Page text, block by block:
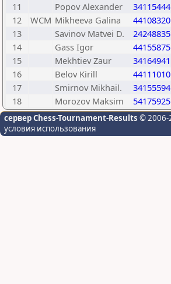
11
Popov Alexander 34115444
12
WCM Mikheeva Galina 44108320
13
Savinov Matvei D. 24248835
14
Gass Igor 44155875
15
Mekhtiev Zaur 34164941
16
Belov Kirill 44111010
17
Smirnov Mikhail. 34155594
18
Morozov Maksim 54175925
сервер Chess-Tournament-Results © 2006-
условия использования